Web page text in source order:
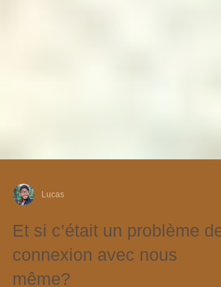
Et si c’était un problème de
connexion avec nous